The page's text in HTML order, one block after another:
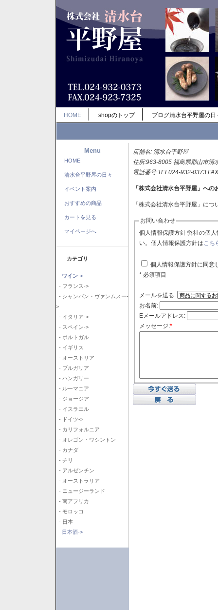
HOME shopのトップ ブログ清水台平野屋の日
Menu
HOME
清水台平野屋の日々
イベント案内
おすすめの商品
カートを見る
マイページへ
カテゴリ
ワイン->
- フランス->
- シャンパン・ヴァンムスー-
>
- イタリア->
- スペイン->
- ポルトガル
- イギリス
- オーストリア
- ブルガリア
- ハンガリー
- ルーマニア
- ジョージア
- イスラエル
- ドイツ->
- カリフォルニア
- オレゴン・ワシントン
- カナダ
- チリ
- アルゼンチン
- オーストラリア
- ニュージーランド
- 南アフリカ
- モロッコ
- 日本
日本酒->
店舗名: 清水台平野屋
住所:963-8005 福島県郡山市清
電話番号:TEL024-932-0373
「株式会社清水台平野屋」への
「株式会社清水台平野屋」に
お問い合わせ
個人情報保護方針 弊社の個人情報保護方針に同意される場合はチェックボックスをクリックしてくださ
い。個人情報保護方針はこち
個人情報保護方針に同意
* 必須項目
メールを送る:
お名前:
Eメールアドレス:
メッセージ:*